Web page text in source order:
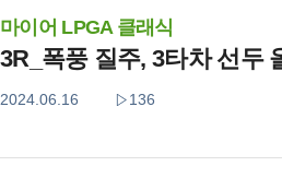
마이어 LPGA 클래식
3R_폭풍 질주, 3타차 선두
2024.06.16 136